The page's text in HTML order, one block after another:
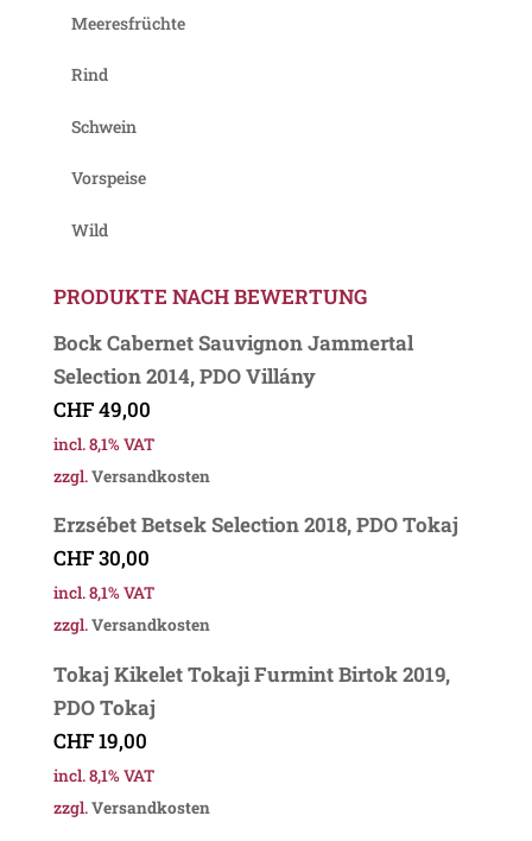
Meeresfrüchte
Rind
Schwein
Vorspeise
Wild
PRODUKTE NACH BEWERTUNG
Bock Cabernet Sauvignon Jammertal
Selection 2014, PDO Villány
CHF49,00
incl. 8,1% VAT
zzgl.Versandkosten
Erzsébet Betsek Selection 2018, PDO Tokaj
CHF30,00
incl. 8,1% VAT
zzgl.Versandkosten
Tokaj Kikelet Tokaji Furmint Birtok 2019,
PDO Tokaj
CHF19,00
incl. 8,1% VAT
zzgl.Versandkosten